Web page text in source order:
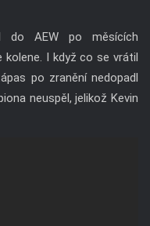
do AEW po měsících
kolene. I když co se vrátil
po zranění nedopadl
neuspěl, jelikož Kevin